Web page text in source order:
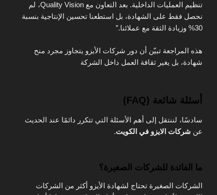
تنظيم العمليات الداخلية. بعد التعاون مع Quality Vision، لم
نحصل فقط على الشهادة، بل استطعنا تحسين الإنتاجية بنسبة
30% وزيادة الثقة مع عملائنا.”
هذه المراجعة تبيّن أن دور شركات الأيزو يتجاوز مجرد منح
شهادة، بل يغير ثقافة العمل داخل الشركة
أسئلة شائعة (FAQ)
سادسًا، لننتقل إلى أهم الأسئلة التي تتكرر دائمًا عند الحديث
عن شركات الايزو في الكويت.
ما الفائدة للشركات الصغيرة؟
الشركات الصغيرة تحتاج لشهادة الأيزو أكثر من الشركات